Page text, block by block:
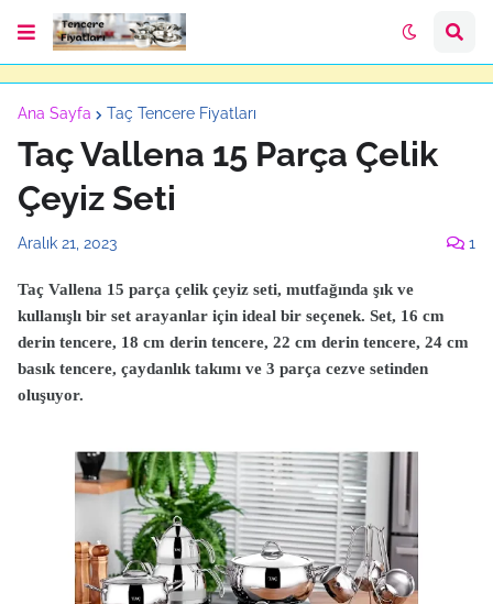
Ana Sayfa Taç Tencere Fiyatları
Taç Vallena 15 Parça Çelik
Çeyiz Seti
Aralık 21, 2023 1
Taç Vallena 15 parça çelik çeyiz seti, mutfağında şık ve
kullanışlı bir set arayanlar için ideal bir seçenek. Set, 16 cm
derin tencere, 18 cm derin tencere, 22 cm derin tencere, 24 cm
basık tencere, çaydanlık takımı ve 3 parça cezve setinden
oluşuyor.